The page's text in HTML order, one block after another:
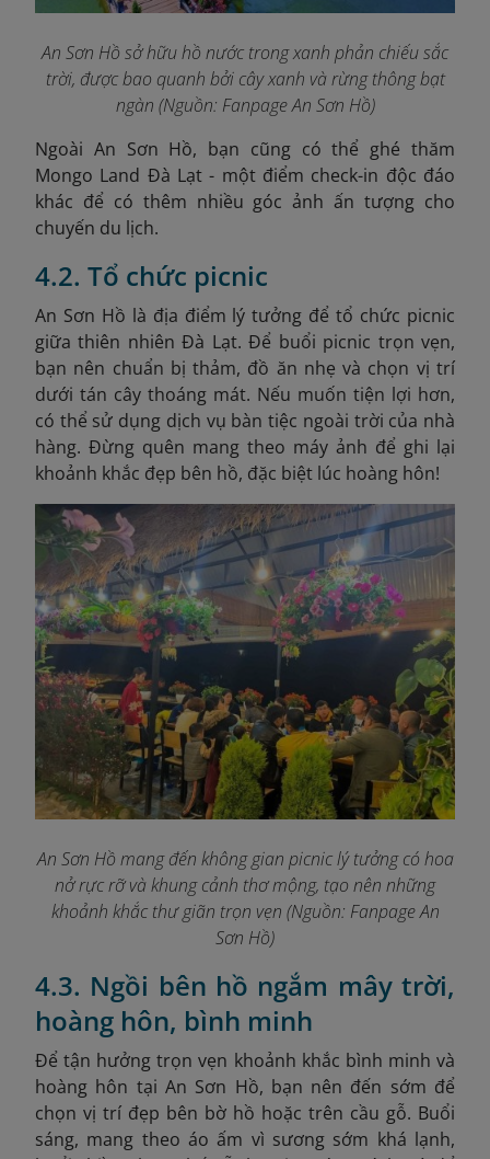
An Sơn Hồ sở hữu hồ nước trong xanh phản chiếu sắc
trời, được bao quanh bởi cây xanh và rừng thông bạt
ngàn (Nguồn: Fanpage An Sơn Hồ)
Ngoài An Sơn Hồ, bạn cũng có thể ghé thăm
Mongo Land Đà Lạt - mộtđiểm check-in độc đáo
khác để có thêm nhiều góc ảnh ấn tượng cho
chuyến du lịch.
4.2. Tổ chức picnic
An Sơn Hồ là địa điểm lý tưởng để tổ chức picnic
giữa thiên nhiên Đà Lạt. Để buổi picnic trọn vẹn,
bạn nên chuẩn bị thảm, đồ ăn nhẹ và chọn vị trí
dưới tán cây thoáng mát. Nếu muốn tiện lợi hơn,
có thể sử dụng dịch vụ bàn tiệc ngoài trời của nhà
hàng. Đừng quên mang theo máy ảnh để ghi lại
khoảnh khắc đẹp bên hồ, đặc biệt lúc hoàng hôn!
An Sơn Hồ mang đến không gian picnic lý tưởng có hoa
nở rực rỡ và khung cảnh thơ mộng, tạo nên những
khoảnh khắc thư giãn trọn vẹn (Nguồn: Fanpage An
Sơn Hồ)
4.3. Ngồi bên hồ ngắm mây trời,
hoàng hôn, bình minh
Để tận hưởng trọn vẹn khoảnh khắc bình minh và
hoàng hôn tại An Sơn Hồ, bạn nên đến sớm để
chọn vị trí đẹp bên bờ hồ hoặc trên cầu gỗ. Buổi
sáng, mang theo áo ấm vì sương sớm khá lạnh,